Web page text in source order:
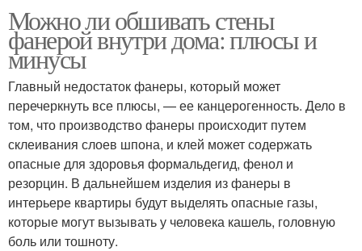
Можно ли обшивать стены
фанерой внутри дома: плюсы и
минусы
Главный недостаток фанеры, который может
перечеркнуть все плюсы, — ее канцерогенность. Дело в
том, что производство фанеры происходит путем
склеивания слоев шпона, и клей может содержать
опасные для здоровья формальдегид, фенол и
резорцин. В дальнейшем изделия из фанеры в
интерьере квартиры будут выделять опасные газы,
которые могут вызывать у человека кашель, головную
боль или тошноту.